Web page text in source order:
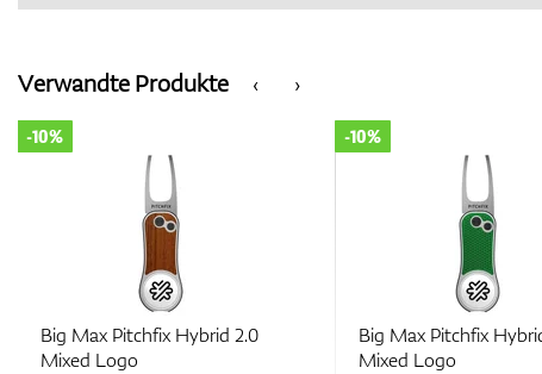
‹
Verwandte Produkte ›
Big Max Pitchfix Hybrid 2.0
Mixed Logo
-10%
Big Max Pitchfix
Mixed Logo
-10%